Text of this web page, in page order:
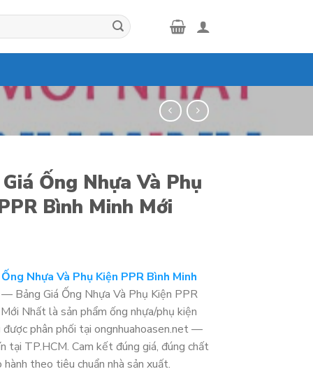
Ống Nhựa Và Phụ
Bình Minh Mới
Nhựa Và Phụ Kiện PPR Bình Minh
Bảng Giá Ống Nhựa Và Phụ Kiện PPR
Nhất là sản phẩm ống nhựa/phụ kiện
được phân phối tại ongnhuahoasen.net —
tại TP.HCM. Cam kết đúng giá, đúng chất
hành theo tiêu chuẩn nhà sản xuất.